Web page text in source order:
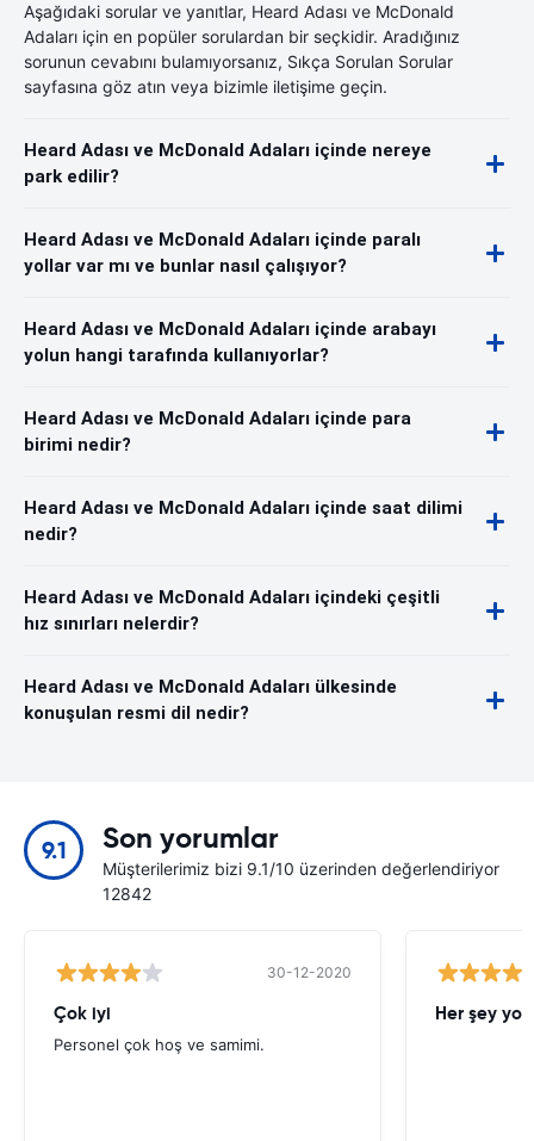
Aşağıdaki sorular ve yanıtlar, Heard Adası ve McDonald
Adaları için en popüler sorulardan bir seçkidir. Aradığınız
sorunun cevabını bulamıyorsanız, Sıkça Sorulan Sorular
sayfasına göz atın veya bizimle iletişime geçin.
Heard Adası ve McDonald Adaları içinde nereye
park edilir?
Heard Adası ve McDonald Adaları içinde paralı
yollar var mı ve bunlar nasıl çalışıyor?
Heard Adası ve McDonald Adaları içinde arabayı
yolun hangi tarafında kullanıyorlar?
Heard Adası ve McDonald Adaları içinde para
birimi nedir?
Heard Adası ve McDonald Adaları içinde saat dilimi
nedir?
Heard Adası ve McDonald Adaları içindeki çeşitli
hız sınırları nelerdir?
Heard Adası ve McDonald Adaları ülkesinde
konuşulan resmi dil nedir?
9.1 Son yorumlar
Müşterilerimiz bizi 9.1/10 üzerinden değerlendiriyor
12842
30-12-2020
Çok iyi
Personel çok hoş ve samimi.
Her şey